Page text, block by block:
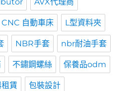
CNC 自動車床 L型資料夾
NBR手套 nbr耐油手套
不鏽鋼螺絲 保養品odm
賃 包裝設計